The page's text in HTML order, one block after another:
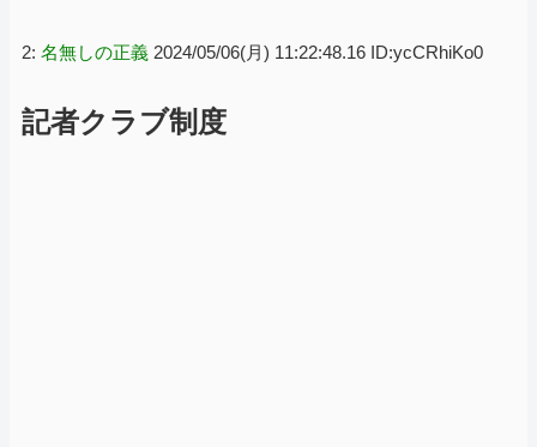
2: 名無しの正義 2024/05/06(月) 11:22:48.16 ID:ycCRhiKo0
記者クラブ制度